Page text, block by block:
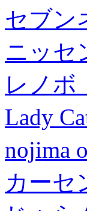
セブン
ニッセ
レノ
Lady
nojima
カーセ